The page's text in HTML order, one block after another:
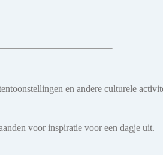
en andere culturele
voor inspiratie voor een dagje uit.